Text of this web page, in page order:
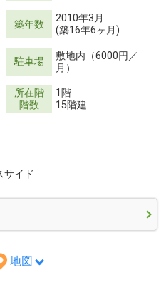
築年数
2010年3月
(築16年6ヶ月)
駐車場
敷地内（6000円／
月）
所在階
階数
1階
15階建
サイド
地図